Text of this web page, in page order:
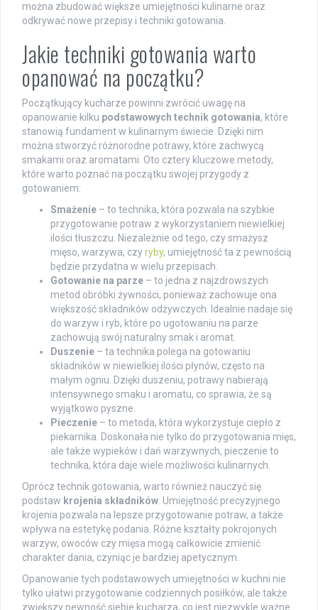
można zbudować większe umiejętności kulinarne oraz
odkrywać nowe przepisy i techniki gotowania.
Jakie techniki gotowania warto
opanować na początku?
Początkujący kucharze powinni zwrócić uwagę na
opanowanie kilku podstawowych technik gotowania, które
stanowią fundament w kulinarnym świecie. Dzięki nim
można stworzyć różnorodne potrawy, które zachwycą
smakami oraz aromatami. Oto cztery kluczowe metody,
które warto poznać na początku swojej przygody z
gotowaniem:
Smażenie – to technika, która pozwala na szybkie
przygotowanie potraw z wykorzystaniem niewielkiej
ilości tłuszczu. Niezależnie od tego, czy smażysz
mięso, warzywa, czyryby, umiejętność ta z pewnością
będzie przydatna w wielu przepisach.
Gotowanie na parze – to jedna z najzdrowszych
metod obróbki żywności, ponieważ zachowuje ona
większość składników odżywczych. Idealnie nadaje się
do warzyw i ryb, które po ugotowaniu na parze
zachowują swój naturalny smak i aromat.
Duszenie – ta technika polega na gotowaniu
składników w niewielkiej ilości płynów, często na
małym ogniu. Dzięki duszeniu, potrawy nabierają
intensywnego smaku i aromatu, co sprawia, że są
wyjątkowo pyszne.
Pieczenie – to metoda, która wykorzystuje ciepło z
piekarnika. Doskonała nie tylko do przygotowania mięs,
ale także wypieków i dań warzywnych, pieczenie to
technika, która daje wiele możliwości kulinarnych.
Oprócz technik gotowania, warto również nauczyć się
podstaw krojenia składników. Umiejętność precyzyjnego
krojenia pozwala na lepsze przygotowanie potraw, a także
wpływa na estetykę podania. Różne kształty pokrojonych
warzyw, owoców czy mięsa mogą całkowicie zmienić
charakter dania, czyniąc je bardziej apetycznym.
Opanowanie tych podstawowych umiejętności w kuchni nie
tylko ułatwi przygotowanie codziennych posiłków, ale także
zwiększy pewność siebie kucharza, co jest niezwykle ważne